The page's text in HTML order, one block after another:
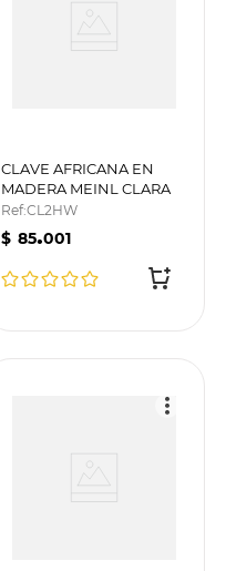
CLAVE AFRICANA EN
MADERA MEINL CLARA
CL2HW
Ref:CL2HW
$ 85.001